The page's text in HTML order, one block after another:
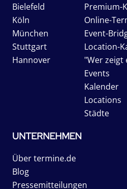
Bielefeld
Köln
München
Stuttgart
Hannover
Premium-
Online-
Event-
Location-
"Wer zeigt
Events
Kalender
Locations
Städte
UNTERNEHMEN
Über termine.de
Blog
Pressemitteilungen